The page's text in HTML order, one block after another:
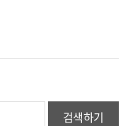
검색하기